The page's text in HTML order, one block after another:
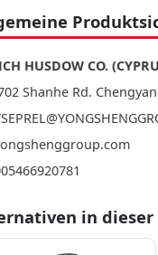
HUSDOW CO.
Shanhe Rd.
in dieser